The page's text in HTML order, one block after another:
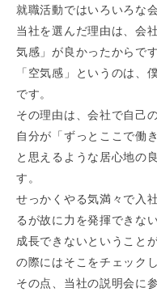
就職活動ではいろいろな
当社を選んだ理由は、会
気感」が良かったからです
「空気感」というのは、
です。
その理由は、会社で自己
自分が「ずっとここで働
と思えるような居心地の
す。
せっかくやる気満々で入
るが故に力を発揮できない
成長できないということ
の際にはそこをチェック
その点、当社の説明会に